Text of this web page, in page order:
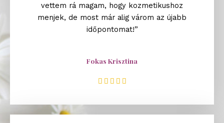
vettem rá magam, hogy kozmetikushoz
menjek, de most már alig várom az újabb
időpontomat!”
Fokas Krisztina
    R
t
e